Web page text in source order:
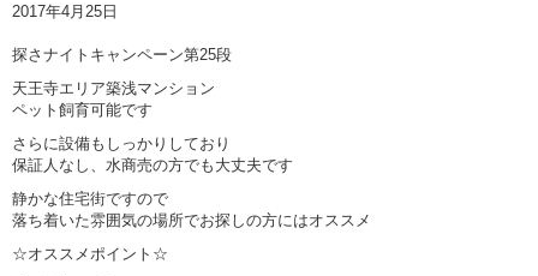
2017年4月25日
探さナイトキャンペーン第25段
天王寺エリア築浅マンション
ペット飼育可能です
さらに設備もしっかりしており
保証人なし、水商売の方でも大丈夫です
静かな住宅街ですので
落ち着いた雰囲気の場所でお探しの方にはオススメ
☆オススメポイント☆